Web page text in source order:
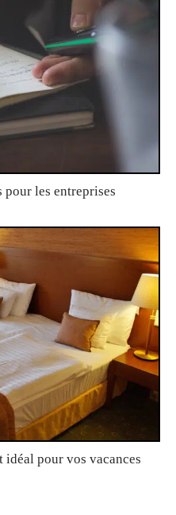
pour les entreprises
idéal pour vos vacances